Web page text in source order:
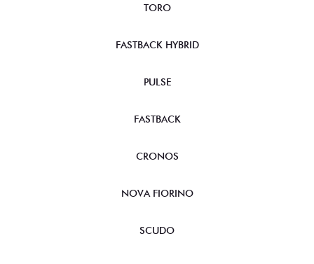
TORO
FASTBACK HYBRID
PULSE
FASTBACK
CRONOS
NOVA FIORINO
SCUDO